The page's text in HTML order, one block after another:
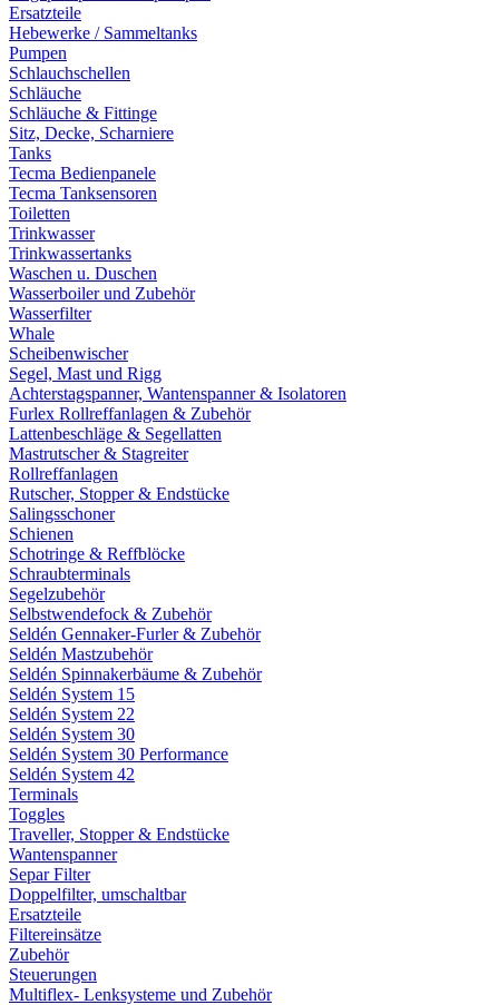
Ersatzteile
Hebewerke / Sammeltanks
Pumpen
Schlauchschellen
Schläuche
Schläuche & Fittinge
Sitz, Decke, Scharniere
Tanks
Tecma Bedienpanele
Tecma Tanksensoren
Toiletten
Trinkwasser
Trinkwassertanks
Waschen u. Duschen
Wasserboiler und Zubehör
Wasserfilter
Whale
Scheibenwischer
Segel, Mast und Rigg
Achterstagspanner, Wantenspanner & Isolatoren
Furlex Rollreffanlagen & Zubehör
Lattenbeschläge & Segellatten
Mastrutscher & Stagreiter
Rollreffanlagen
Rutscher, Stopper & Endstücke
Salingsschoner
Schienen
Schotringe & Reffblöcke
Schraubterminals
Segelzubehör
Selbstwendefock & Zubehör
Seldén Gennaker-Furler & Zubehör
Seldén Mastzubehör
Seldén Spinnakerbäume & Zubehör
Seldén System 15
Seldén System 22
Seldén System 30
Seldén System 30 Performance
Seldén System 42
Terminals
Toggles
Traveller, Stopper & Endstücke
Wantenspanner
Separ Filter
Doppelfilter, umschaltbar
Ersatzteile
Filtereinsätze
Zubehör
Steuerungen
Multiflex- Lenksysteme und Zubehör